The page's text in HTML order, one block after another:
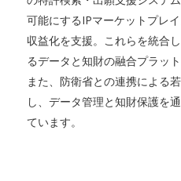
可能にするIPマーケットプレ
収益化を支援。これらを統合
るデータと知財の融合プラッ
また、防衛省との連携による
し、データ管理と知財保護を
ています。